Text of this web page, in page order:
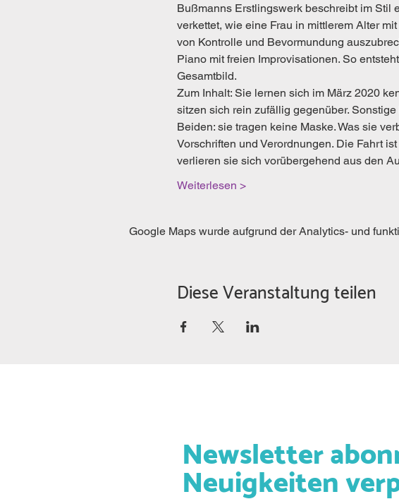
Bußmanns Erstlingswerk beschreibt im Stil
verkettet, wie eine Frau in mittlerem Alter
von Kontrolle und Bevormundung
Piano mit freien Improvisationen. So
Gesamtbild.
Zum Inhalt: Sie lernen sich im März 2020
sitzen sich rein zufällig gegenüber.
Beiden: sie tragen keine Maske. Was sie
Vorschriften und Verordnungen. Die Fahrt
verlieren sie sich vorübergehend aus den
Weiterlesen >
Google Maps wurde aufgrund der Analytics- und
Diese Veranstaltung teilen
Newsletter
Neuigkeiten